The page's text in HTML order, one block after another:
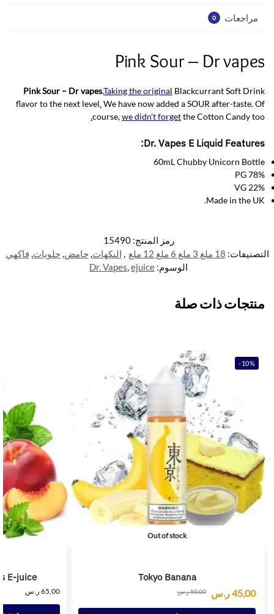
مراجعات 0
Pink Sour – Dr vapes
Pink Sour – Dr vapes.Taking the original Blackcurrant Soft Drink
flavor to the next level.We have now added a SOUR after-taste. Of
course,we didn’t forgetthe Cotton Candy too
.
Dr. Vapes E Liquid Features:
60mL Chubby Unicorn Bottle
78% PG
22% VG
Made in the UK
.
رمز المنتج:15490
التصنيفات: 18 ملغ 3 ملغ 6 ملغ 12 ملغ , النكهات, حامض, حلويات, فاكهي
الوسوم:
Dr. Vapes,ejuice
منتجات ذات صلة
-10%
Out of stock
Tokyo Banana
50,00ر.س 45,00ر.س
E-juice
65,00 ر.س